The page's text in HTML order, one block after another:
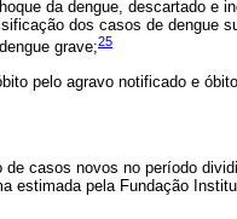
da dengue, descartado e
dos casos de dengue
grave;25
pelo agravo notificado e
casos novos no período
estimada pela Fundação